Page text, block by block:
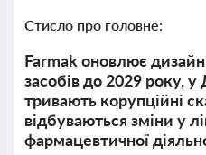
Стисло про головне:
Farmak оновлює
засобів до 2029 року,
тривають корупційні
відбуваються зміни у
фармацевтичної